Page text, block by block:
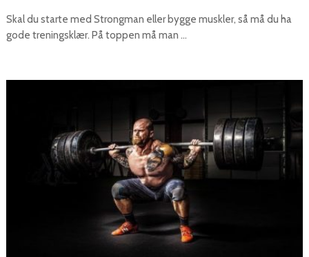
Skal du starte med Strongman eller bygge muskler, så må du ha
gode treningsklær. På toppen må man …